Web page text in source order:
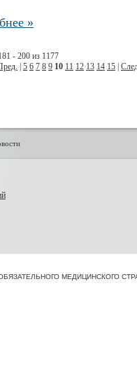
»
- 200 из 1177
5 6 7 8 9 10 11 12 13 14 15
МЕДИЦИНСКОГО